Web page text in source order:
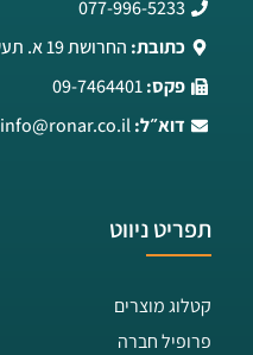
077-996-5233
כתובת: החרושת 19 א. תעשיה רעננה
פקס:09-7464401
דוא״ל: info@ronar.co.il
תפריט ניווט
קטלוג מוצרים
פרופיל חברה